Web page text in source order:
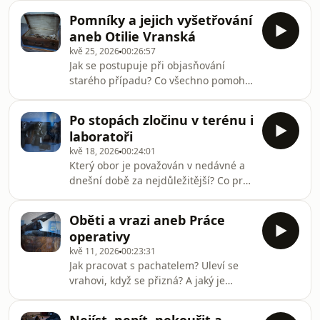
není v
Galaš.V pořadu se vyskytují násilné
motivy a svým charakterem není
vhodný pro citlivé osoby.Na
fotografiích k sérii jsou exponáty z
Muzea Policie České republiky.
Připravila a uvádí: Kateřina
RathouskáZvuková spolupráce: David
DibelkaVšechny díly podcastu Míst
Pomníky a jejich vyšetřování
aneb Otilie Vranská
kvě 25, 202600:26:57
Jak se postupuje při objasňování
starého případu? Co všechno pomohlo
ředitel Muzea Policie České republiky
Radek Galaš.V pořadu se vyskytují
násilné motivy a svým charakterem
není vhodný pro citlivé osoby.Na
fotografiích k sérii jsou exponáty z
Muzea Policie České republiky.
Připravila a uvádí: Kateřina
RathouskáZvuková spoluprá
Po stopách zločinu v terénu i
laboratoři
kvě 18, 202600:24:01
Který obor je považován v nedávné a
dnešní době za nejdůležitější? Co pro
pražské mordparty Josef Lottes. V
pořadu se vyskytují násilné motivy a
svým charakterem není vhodný pro
citlivé osoby.Na fotografiích k sérii
jsou exponáty z Muzea Policie České
republiky. Připravila a uvádí: Kateřina
RathouskáZvuková spolupráce: David
Oběti a vrazi aneb Práce
operativy
kvě 11, 202600:23:31
Jak pracovat s pachatelem? Uleví se
vrahovi, když se přizná? A jaký je